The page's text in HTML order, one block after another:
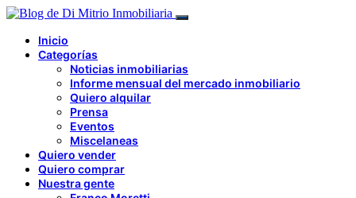
Inicio
Categorías
Noticias inmobiliarias
Informe mensual del mercado inmobiliario
Quiero alquilar
Prensa
Eventos
Miscelaneas
Quiero vender
Quiero comprar
Nuestra gente